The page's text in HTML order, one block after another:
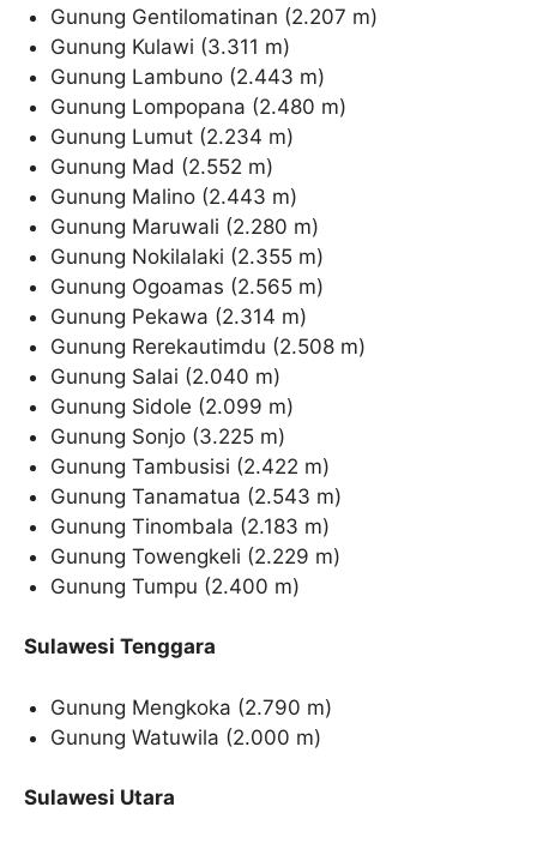
Gunung Gentilomatinan (2.207 m)
Gunung Kulawi (3.311 m)
Gunung Lambuno (2.443 m)
Gunung Lompopana (2.480 m)
Gunung Lumut (2.234 m)
Gunung Mad (2.552 m)
Gunung Malino (2.443 m)
Gunung Maruwali (2.280 m)
Gunung Nokilalaki (2.355 m)
Gunung Ogoamas (2.565 m)
Gunung Pekawa (2.314 m)
Gunung Rerekautimdu (2.508 m)
Gunung Salai (2.040 m)
Gunung Sidole (2.099 m)
Gunung Sonjo (3.225 m)
Gunung Tambusisi (2.422 m)
Gunung Tanamatua (2.543 m)
Gunung Tinombala (2.183 m)
Gunung Towengkeli (2.229 m)
Gunung Tumpu (2.400 m)
Sulawesi Tenggara
Gunung Mengkoka (2.790 m)
Gunung Watuwila (2.000 m)
Sulawesi Utara